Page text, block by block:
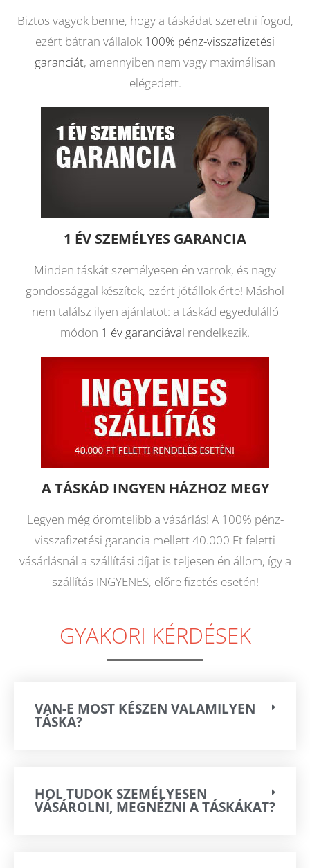
Biztos vagyok benne, hogy a táskádat szeretni fogod,
ezért bátran vállalok 100% pénz-visszafizetési
garanciát, amennyiben nem vagy maximálisan
elégedett.
1 ÉV SZEMÉLYES GARANCIA
Minden táskát személyesen én varrok, és nagy
gondossággal készítek, ezért jótállok érte! Máshol
nem találsz ilyen ajánlatot: a táskád egyedülálló
módon 1 év garanciával rendelkezik.
A TÁSKÁD INGYEN HÁZHOZ MEGY
Legyen még örömtelibb a vásárlás! A 100% pénz-
visszafizetési garancia mellett 40.000 Ft feletti
vásárlásnál a szállítási díjat is teljesen én állom, így a
szállítás INGYENES, előre fizetés esetén!
GYAKORI KÉRDÉSEK
VAN-E MOST KÉSZEN VALAMILYEN
TÁSKA?
HOL TUDOK SZEMÉLYESEN
VÁSÁROLNI, MEGNÉZNI A TÁSKÁKAT?